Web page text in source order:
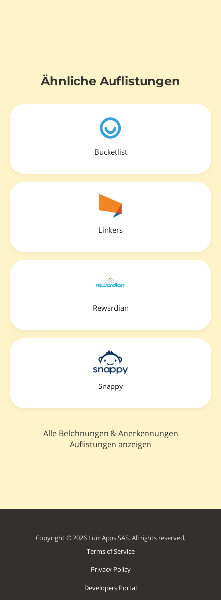
Ähnliche Auflistungen
Bucketlist
Linkers
Rewardian
Snappy
Alle Belohnungen & Anerkennungen
Auflistungen anzeigen
Copyright © 2026 LumApps SAS. All rights reserved.
Terms of Service
Privacy Policy
Developers Portal